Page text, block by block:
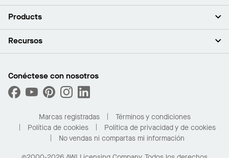
Acerca de nosotros
Sala de prensa
¿Cuáles son mis opciones de compra?
Products
Plafones
Capacidades personalizadas
Desempeño
Recursos
Buscar un distribuidor
Solicitar muestras
Compre en línea con Kanopi
Para el hogar
Conéctese con nosotros
Marcas registradas
Términos y condiciones
Política de cookies
Política de privacidad y de cookies
No vendas ni compartas mi información